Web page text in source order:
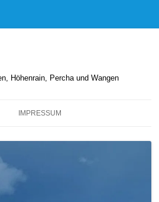
Höhenrain, Percha und Wangen
IMPRESSUM